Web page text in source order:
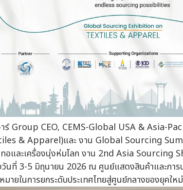
าร์ Group CEO, CEMS-Global USA & Asia-
& Apparel)และ งาน Global Sourcing
อและเครื่องนุ่งห่มโลก งาน 2nd Asia
วันที่ 3-5 มิถุนายน 2026 ณ ศูนย์แสดงสินค้าและกา
มายในการยกระดับประเทศไทยสู่ศูนย์กลางของยุคใ